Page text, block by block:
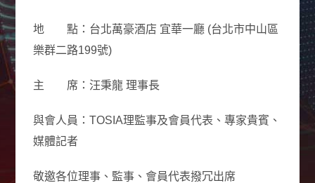
地 點：台北萬豪酒店 宜華一廳 (台北市中山區
樂群二路199號)
主 席：汪秉龍 理事長
與會人員：TOSIA理監事及會員代表、專家貴賓、
媒體記者
敬邀各位理事、監事、會員代表撥冗出席